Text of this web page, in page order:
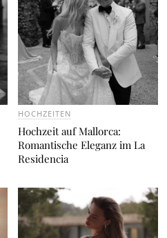
HOCHZEITEN
Hochzeit auf Mallorca:
Romantische Eleganz im La
Residencia